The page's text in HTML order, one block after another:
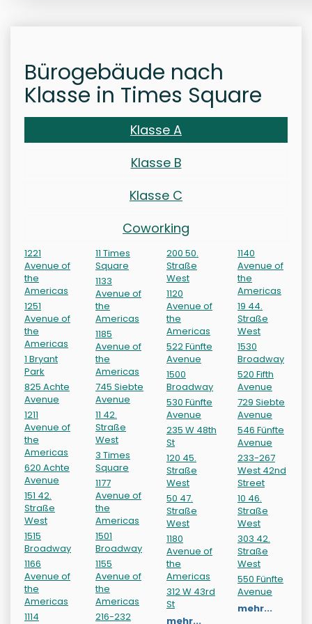
Bürogebäude nach
Klasse in Times Square
Klasse A
Klasse B
Klasse C
Coworking
1221
Avenue of
the
Americas
1251
Avenue of
the
Americas
1 Bryant
Park
825 Achte
Avenue
1211
Avenue of
the
Americas
620 Achte
Avenue
151 42.
Straße
West
1515
Broadway
1166
Avenue of
the
Americas
1114
11 Times
Square
1133
Avenue of
the
Americas
1185
Avenue of
the
Americas
745 Siebte
Avenue
11 42.
Straße
West
3 Times
Square
1177
Avenue of
the
Americas
1501
Broadway
1155
Avenue of
the
Americas
216-232
200 50.
Straße
West
1120
Avenue of
the
Americas
522 Fünfte
Avenue
1500
Broadway
530 Fünfte
Avenue
235 W 48th
St
120 45.
Straße
West
50 47.
Straße
West
1180
Avenue of
the
Americas
312 W 43rd
St
mehr...
1140
Avenue of
the
Americas
19 44.
Straße
West
1530
Broadway
520 Fifth
Avenue
729 Siebte
Avenue
546 Fünfte
Avenue
233-267
West 42nd
Street
10 46.
Straße
West
303 42.
Straße
West
550 Fünfte
Avenue
mehr...